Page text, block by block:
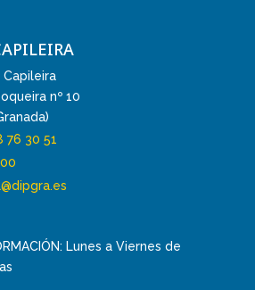
nº 10
76 30 51
Lunes a Viernes de